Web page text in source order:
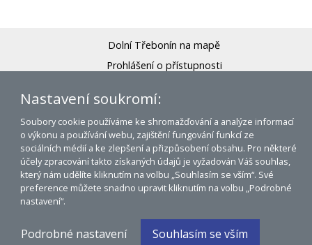
Dolní Třebonín na mapě
Prohlášení o přístupnosti
© 2007 - 2026 Obec Dolní Třebonín
WWW:
Nastavení soukromí:
Soubory cookie používáme ke shromažďování a analýze informací
o výkonu a používání webu, zajištění fungování funkcí ze
sociálních médií a ke zlepšení a přizpůsobení obsahu. Pro některé
účely zpracování takto získaných údajů je vyžadován Váš souhlas,
který nám udělíte kliknutím na volbu „Souhlasím se vším“. Své
preference můžete snadno upravit kliknutím na volbu „Podrobné
nastavení“.
Podrobné nastavení Souhlasím se vším